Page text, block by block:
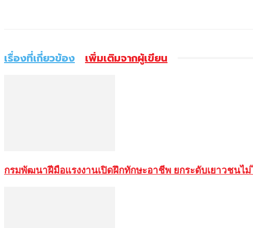
เรื่องที่เกี่ยวข้อง เพิ่มเติมจากผู้เขียน
กรมพัฒนาฝีมือแรงงานเปิดฝึกทักษะอาชีพ ยกระดับเยาวชนไ